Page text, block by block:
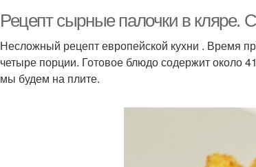
Рецепт сырные палочки в кляре.
Несложный рецепт европейской кухни . Время
четыре порции. Готовое блюдо содержит около
мы будем на плите.